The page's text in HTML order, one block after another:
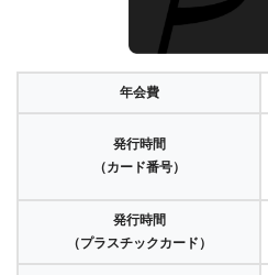
年会費
発行時間
（カード番号）
発行時間
（プラスチックカード）